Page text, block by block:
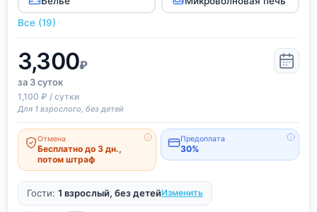
Все (19)
3,300₽
за 3суток
1,100 ₽ / сутки
Для 1 взрослого, без детей
Отмена
Бесплатно до 3 дн.,
потом штраф
Предоплата
30%
Гости: 1 взрослый, без детейИзменить